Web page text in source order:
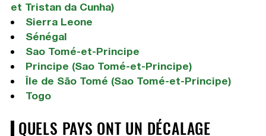
et Tristan da Cunha)
Sierra Leone
Sénégal
Sao Tomé-et-Principe
Principe (Sao Tomé-et-Principe)
Île de São Tomé (Sao Tomé-et-Principe)
Togo
QUELS PAYS ONT UN DÉCALAGE